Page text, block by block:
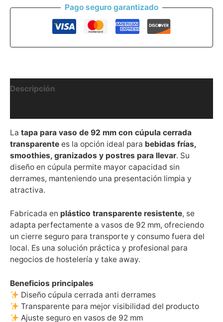
Pago seguro garantizado
Descripción
La tapa para vaso de 92 mm con cúpula cerrada
transparente es la opción ideal para bebidas frías,
smoothies, granizados y postres para llevar. Su
diseño en cúpula permite mayor capacidad sin
derrames, manteniendo una presentación limpia y
atractiva.
Fabricada en plástico transparente resistente, se
adapta perfectamente a vasos de 92 mm, ofreciendo
un cierre seguro para transporte y consumo fuera del
local. Es una solución práctica y profesional para
negocios de hostelería y take away.
Beneficios principales
Diseño cúpula cerrada anti derrames
Transparente para mejor visibilidad del producto
Ajuste seguro en vasos de 92 mm